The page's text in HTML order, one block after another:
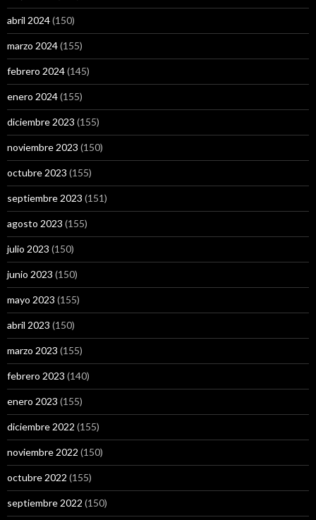
abril 2024(150)
marzo 2024(155)
febrero 2024(145)
enero 2024(155)
diciembre 2023 (155)
noviembre 2023 (150)
octubre 2023 (155)
septiembre 2023 (151)
agosto 2023 (155)
julio 2023 (150)
junio 2023 (150)
mayo 2023 (155)
abril 2023 (150)
marzo 2023 (155)
febrero 2023 (140)
enero 2023 (155)
diciembre 2022 (155)
noviembre 2022 (150)
octubre 2022 (155)
septiembre 2022 (150)